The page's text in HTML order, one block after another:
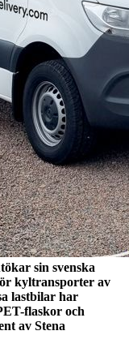
sin svenska
kyltransporter av
lastbilar har
flaskor och
av Stena